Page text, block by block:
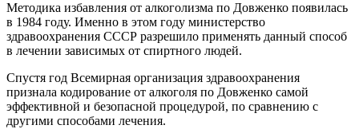
Методика избавления от алкоголизма по Довженко появилась
в 1984 году. Именно в этом году министерство
здравоохранения СССР разрешило применять данный способ
в лечении зависимых от спиртного людей.
Спустя год Всемирная организация здравоохранения
признала кодирование от алкоголя по Довженко самой
эффективной и безопасной процедурой, по сравнению с
другими способами лечения.